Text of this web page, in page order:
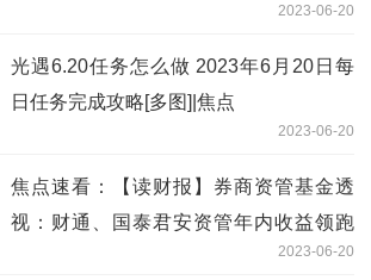
2023-06-20
光遇6.20任务怎么做 2023年6月20日每
日任务完成攻略[多图]|焦点
2023-06-20
焦点速看：【读财报】券商资管基金透
视：财通、国泰君安资管年内收益领跑
2023-06-20